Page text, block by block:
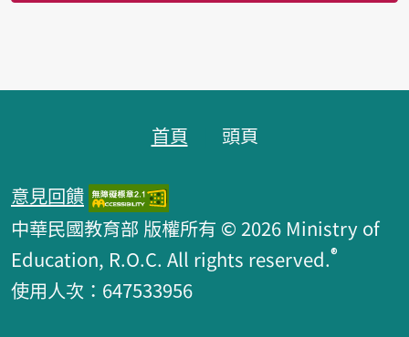
首頁 頭頁
意見回饋
中華民國教育部 版權所有 © 2026 Ministry of
Education, R.O.C. All rights reserved.®
使用人次：647533956